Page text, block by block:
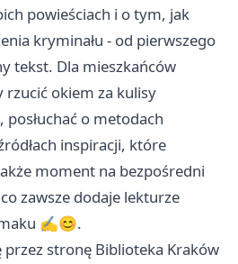
powieściach i o tym, jak
kryminału - od pierwszego
tekst. Dla mieszkańców
rzucić okiem za kulisy
posłuchać o metodach
inspiracji, które
moment na bezpośredni
zawsze dodaje lekturze
✍️😊.
przez stronę Biblioteka Kraków